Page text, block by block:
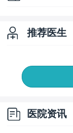
推荐医生
医院资讯